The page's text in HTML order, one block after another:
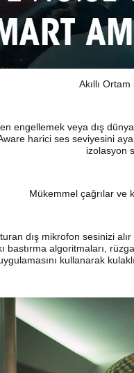
Akıllı
engellemek veya dış
harici ses seviyesini
izolasyon
Mükemmel çağrılar ve
dış mikrofon sesinizi
algoritmaları,
kullanarak